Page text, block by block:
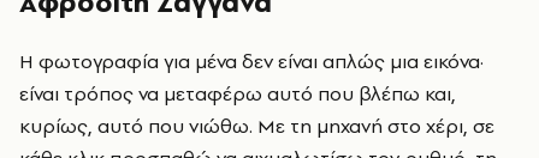
Η φωτογραφία για μένα δεν είναι απλώς μια εικόνα·
είναι τρόπος να μεταφέρω αυτό που βλέπω και,
κυρίως, αυτό που νιώθω. Με τη μηχανή στο χέρι, σε